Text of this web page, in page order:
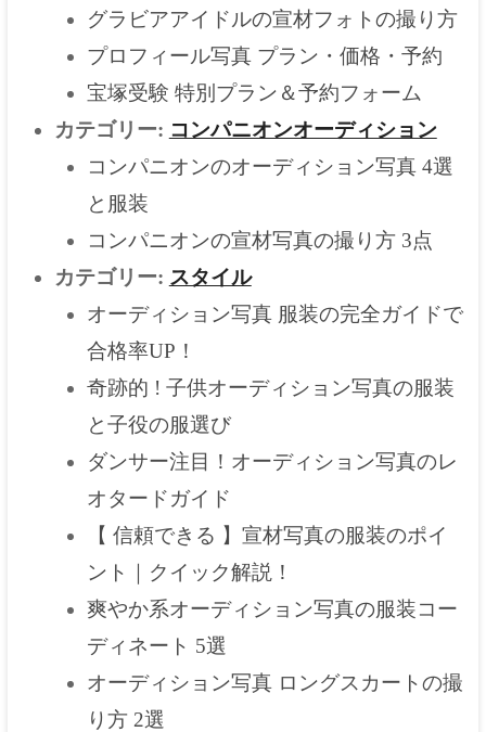
グラビアアイドルの宣材フォトの撮り方
プロフィール写真 プラン・価格・予約
宝塚受験 特別プラン＆予約フォーム
カテゴリー: コンパニオンオーディション
コンパニオンのオーディション写真 4選
と服装
コンパニオンの宣材写真の撮り方 3点
カテゴリー: スタイル
オーディション写真 服装の完全ガイドで
合格率UP！
奇跡的 ! 子供オーディション写真の服装
と子役の服選び
ダンサー注目！オーディション写真のレ
オタードガイド
【 信頼できる 】宣材写真の服装のポイ
ント｜クイック解説！
爽やか系オーディション写真の服装コー
ディネート 5選
オーディション写真 ロングスカートの撮
り方 2選